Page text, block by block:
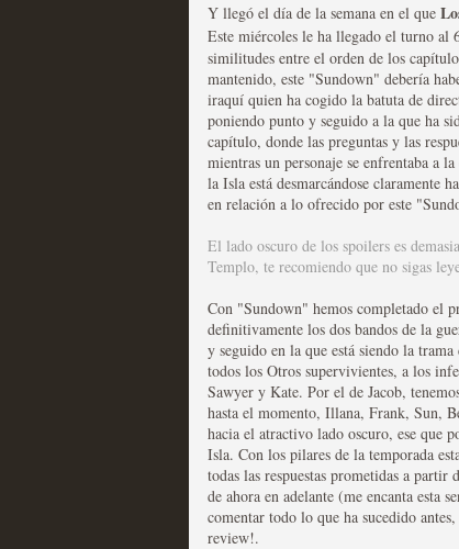
MOLTISANTI
Recomendación de la semana
Las series
tienen fecha de
MOLTISANTI
La barrera de las
desde Silicon Valley
MOLTISANTI
Y llegó el día de la semana en el que
Este miércoles le ha llegado el turno al
similitudes entre el orden de los
mantenido, este "Sundown" debería
iraquí quien ha cogido la batuta de
poniendo punto y seguido a la que ha
capítulo, donde las preguntas y las
mientras un personaje se enfrentaba a
la Isla está desmarcándose claramente
en relación a lo ofrecido por este
El lado oscuro de los spoilers es
Templo, te recomiendo que no sigas
Con "Sundown" hemos completado el
definitivamente los dos bandos de la
y seguido en la que está siendo la
todos los Otros supervivientes, a los
Sawyer y Kate. Por el de Jacob,
hasta el momento, Illana, Frank, Sun,
hacia el atractivo lado oscuro, ese que
Isla. Con los pilares de la temporada
todas las respuestas prometidas a
de ahora en adelante (me encanta esta
comentar todo lo que ha sucedido
review!.